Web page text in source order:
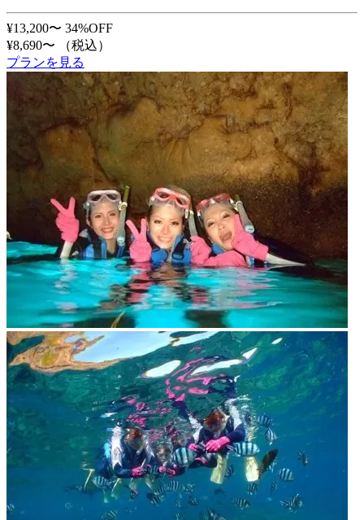
¥13,200〜 34%OFF
¥8,690〜
（税込）
プランを見る